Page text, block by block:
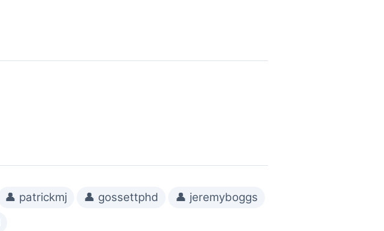
👤 patrickmj 👤 gossettphd
👤 jeremyboggs